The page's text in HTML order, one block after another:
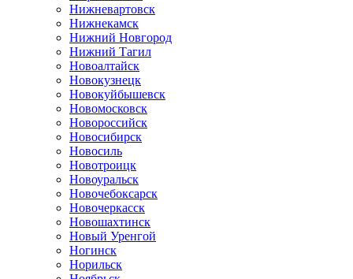
Нижневартовск
Нижнекамск
Нижний Новгород
Нижний Тагил
Новоалтайск
Новокузнецк
Новокуйбышевск
Новомосковск
Новороссийск
Новосибирск
Новосиль
Новотроицк
Новоуральск
Новочебоксарск
Новочеркасск
Новошахтинск
Новый Уренгой
Ногинск
Норильск